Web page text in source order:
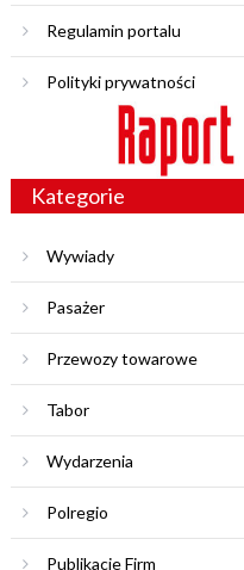
Regulamin portalu
Polityki prywatności
Kategorie
Wywiady
Pasażer
Przewozy towarowe
Tabor
Wydarzenia
Polregio
Publikacje Firm